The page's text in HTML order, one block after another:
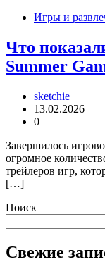
Игры и
Что
Summer
sketchie
13.02.2026
0
Завершилось
огромное
трейлеров игр,
[…]
Поиск
Свежие